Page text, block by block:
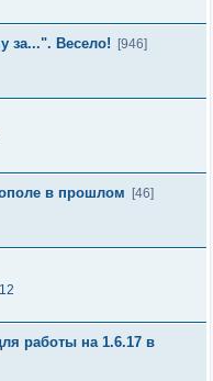
за...". Весело!
[946]
в прошлом
[46]
работы на 1.6.17 в